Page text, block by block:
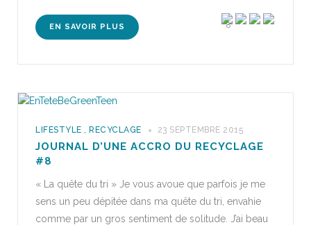
EN SAVOIR PLUS 8
LIFESTYLE , RECYCLAGE 23 SEPTEMBRE 2015
JOURNAL D’UNE ACCRO DU RECYCLAGE
#8
« La quête du tri » Je vous avoue que parfois je me
sens un peu dépitée dans ma quête du tri, envahie
comme par un gros sentiment de solitude. J’ai beau